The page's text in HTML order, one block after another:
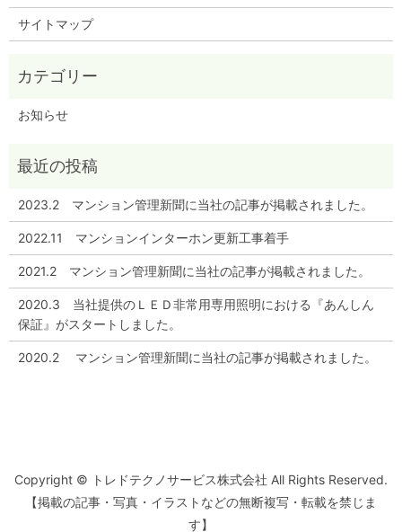
サイトマップ
お知らせ
2023.2 マンション管理新聞に当社の記事が掲載されました。
2022.11 マンションインターホン更新工事着手
2021.2 マンション管理新聞に当社の記事が掲載されました。
2020.3 当社提供のＬＥＤ非常用専用照明における『あんしん
保証』がスタートしました。
2020.2 マンション管理新聞に当社の記事が掲載されました。
Copyright © トレドテクノサービス株式会社 All Rights Reserved.
【掲載の記事・写真・イラストなどの無断複写・転載を禁じま
す】